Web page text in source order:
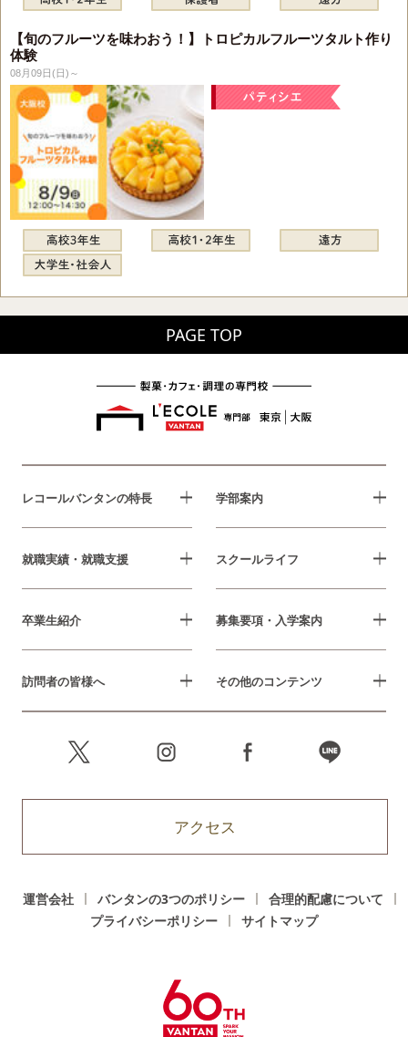
【旬のフルーツを味わおう！】トロピカルフルーツタルト作り
体験
08月09日(日)～
PAGE TOP
レコールバンタンの特長 学部案内
就職実績・就職支援 スクールライフ
卒業生紹介 募集要項・入学案内
訪問者の皆様へ その他のコンテンツ
アクセス
運営会社 バンタンの3つのポリシー
合理的配慮について
プライバシーポリシー
サイトマップ